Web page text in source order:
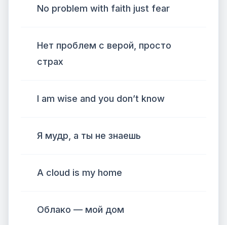
No problem with faith just fear
Нет проблем с верой, просто
страх
I am wise and you don’t know
Я мудр, а ты не знаешь
A cloud is my home
Облако — мой дом